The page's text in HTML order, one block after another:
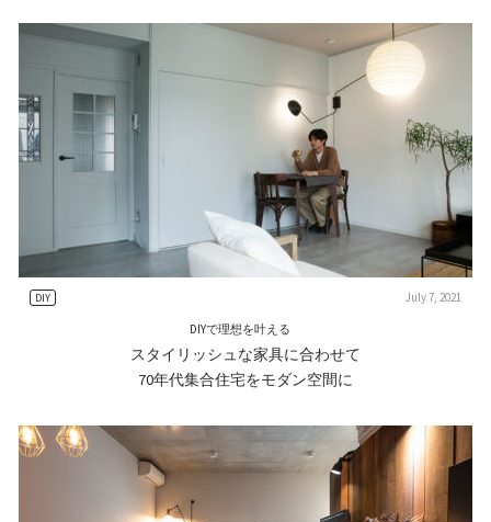
DIY July 7, 2021
DIYで理想を叶える
スタイリッシュな家具に合わせて
70年代集合住宅をモダン空間に